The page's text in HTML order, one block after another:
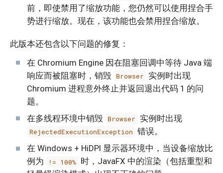
前，即使禁用了缩放功能，您仍然可以使用捏合手
势进行缩放。现在，该功能也会禁用捏合缩放。
此版本还包含以下问题的修复：
在 Chromium Engine 因在阻塞回调中等待 Java 端
响应而被阻塞时，销毁 Browser
实例时出现
Chromium 进程意外终止并返回退出代码 1 的问
题。
在多线程环境中销毁 Browser 实例时出现
RejectedExecutionException 错误。
在 Windows + HiDPI 显示器环境中，当设备缩放比
例为
!= 100% 时，JavaFX 中的渲染（包括重型和